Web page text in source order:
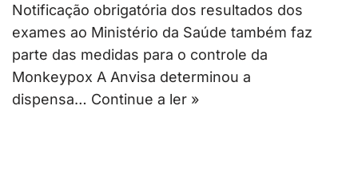
Notificação obrigatória dos resultados dos
exames ao Ministério da Saúde também faz
parte das medidas para o controle da
Monkeypox A Anvisa determinou a
dispensa… Continue a ler »